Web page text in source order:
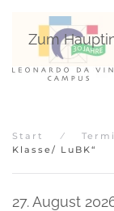
Zum
Start
Klasse/ LuBK“
27. August